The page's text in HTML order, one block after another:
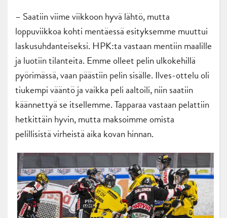
– Saatiin viime viikkoon hyvä lähtö, mutta
loppuviikkoa kohti mentäessä esityksemme muuttui
laskusuhdanteiseksi. HPK:ta vastaan mentiin maalille
ja luotiin tilanteita. Emme olleet pelin ulkokehillä
pyörimässä, vaan päästiin pelin sisälle. Ilves-ottelu oli
tiukempi vääntö ja vaikka peli aaltoili, niin saatiin
käännettyä se itsellemme. Tapparaa vastaan pelattiin
hetkittäin hyvin, mutta maksoimme omista
pelillisistä virheistä aika kovan hinnan.